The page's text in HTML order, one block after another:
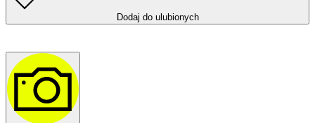
Dodaj do ulubionych